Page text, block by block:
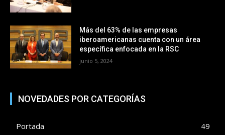
Más del 63% de las empresas
iberoamericanas cuenta con un área
específica enfocada en la RSC
junio 5, 2024
NOVEDADES POR CATEGORÍAS
Portada
49